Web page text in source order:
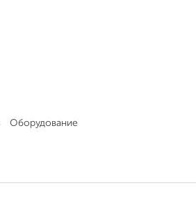
Оборудование